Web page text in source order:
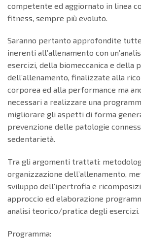
competente ed aggiornato in linea
fitness, sempre più evoluto.
Saranno pertanto approfondite
inerenti all’allenamento con
esercizi, della biomeccanica e della
dell’allenamento, finalizzate alla
corporea ed alla performance ma
necessari a realizzare una
migliorare gli aspetti di forma
prevenzione delle patologie
sedentarietà.
Tra gli argomenti trattati:
organizzazione dell’allenamento,
sviluppo dell’ipertrofia e
approccio ed elaborazione
analisi teorico/pratica degli esercizi.
Programma: